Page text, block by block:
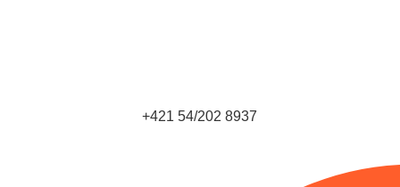
+421 54/202 8937